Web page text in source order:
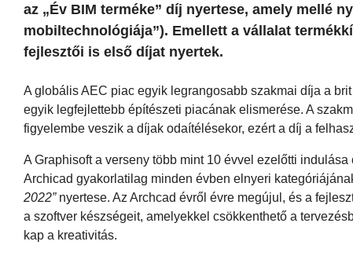
az „Év BIM terméke” díj nyertese, amely mellé
mobiltechnológiája”). Emellett a vállalat
fejlesztői is első díjat nyertek.
A globális AEC piac egyik legrangosabb szakmai díja a
egyik legfejlettebb építészeti piacának elismerése. A
figyelembe veszik a díjak odaítélésekor, ezért a díj a
A Graphisoft a verseny több mint 10 évvel ezelőtti
Archicad gyakorlatilag minden évben elnyeri
2022”nyertese. Az Archcad évről évre megújul, és a
a szoftver készségeit, amelyekkel csökkenthető a
kap a kreativitás.